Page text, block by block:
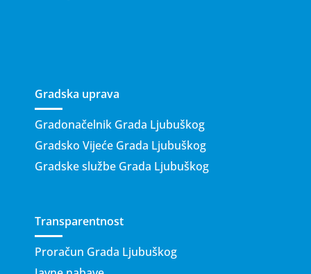
Gradska uprava
Gradonačelnik Grada Ljubuškog
Gradsko Vijeće Grada Ljubuškog
Gradske službe Grada Ljubuškog
Transparentnost
Proračun Grada Ljubuškog